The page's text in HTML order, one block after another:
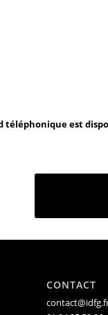
téléphonique est
CONTACT